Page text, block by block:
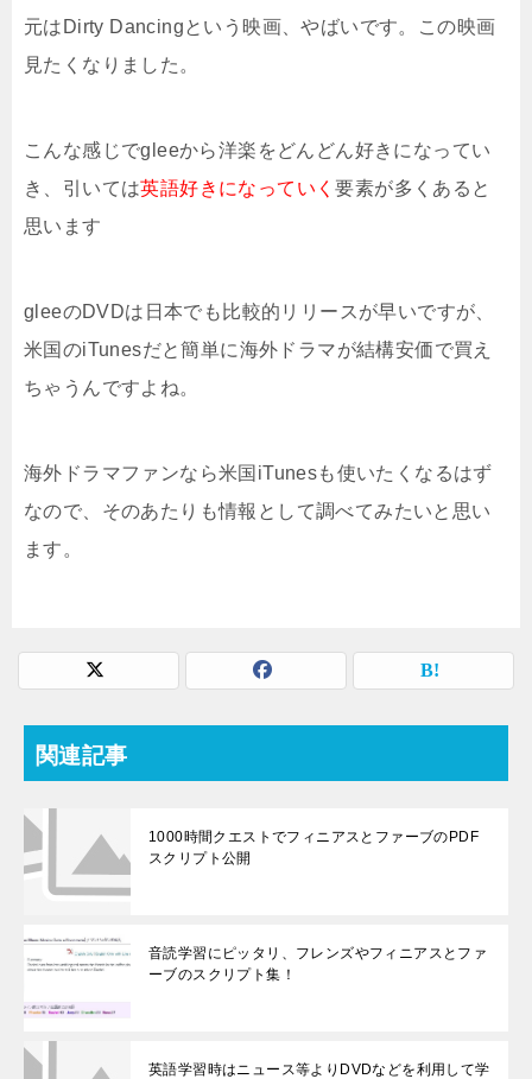
元はDirty Dancingという映画、やばいです。この映画
見たくなりました。
こんな感じでgleeから洋楽をどんどん好きになってい
き、引いては英語好きになっていく要素が多くあると
思います
gleeのDVDは日本でも比較的リリースが早いですが、
米国のiTunesだと簡単に海外ドラマが結構安価で買え
ちゃうんですよね。
海外ドラマファンなら米国iTunesも使いたくなるはず
なので、そのあたりも情報として調べてみたいと思い
ます。
関連記事
1000時間クエストでフィニアスとファーブのPDF
スクリプト公開
音読学習にピッタリ、フレンズやフィニアスとファ
ーブのスクリプト集！
英語学習時はニュース等よりDVDなどを利用して学